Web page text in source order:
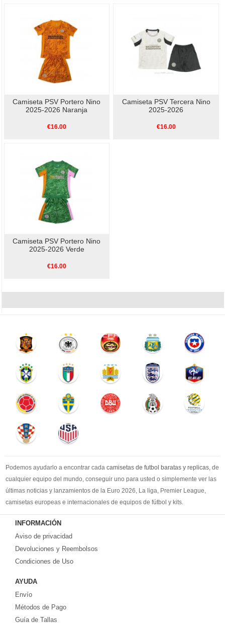
Camiseta PSV Portero Nino
2025-2026 Naranja
€16.00
Camiseta PSV Tercera Nino
2025-2026
€16.00
Camiseta PSV Portero Nino
2025-2026 Verde
€16.00
Podemos ayudarlo a encontrar cada camisetas de futbol baratas y replicas, de
cualquier equipo del mundo, conseguir uno para usted o simplemente ver las
últimas noticias y lanzamientos de la Euro 2026, La liga, Premier League,
camisetas europeas e internacionales de equipos de fútbol y kits.
Comprecamisetas de futbol baratasen la tienda deportiva más grande de
Europa. ¡Grandes ofertas en todas las camisetas del club de fútbol, ​​kits
europeos e internacionales, todo a los precios más bajos!
Compre nuestra gran selección de
equipaciones, camisetas y un portero a partir de €17.6. Diseños de fútbol
INFORMACIÓN
Aviso de privacidad
Devoluciones y Reembolsos
Condiciones de Uso
AYUDA
Envío
Métodos de Pago
Guía de Tallas